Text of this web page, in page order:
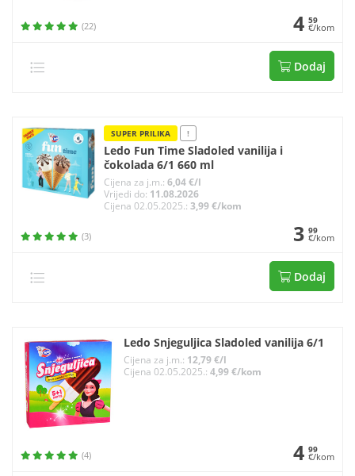
(22) 4 59
€/kom
Dodaj
SUPER PRILIKA !
Ledo Fun Time Sladoled vanilija i
čokolada 6/1 660 ml
Cijena za j.m.: 6,04 €/l
Vrijedi do: 11.08.2026
Cijena 02.05.2025.: 3,99 €/kom
(3) 3 99
€/kom
Dodaj
Ledo Snjeguljica Sladoled vanilija 6/1
Cijena za j.m.: 12,79 €/l
Cijena 02.05.2025.: 4,99 €/kom
(4) 4 99
€/kom